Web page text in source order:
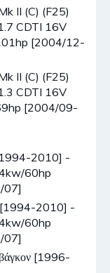
II (C) (F25)
CDTI 16V
[2004/12-
II (C) (F25)
CDTI 16V
[2004/09-
2010] -
60hp
07]
[1994-2010] -
60hp
07]
[1996-